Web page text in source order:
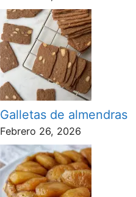
Galletas de almendras
Febrero 26, 2026